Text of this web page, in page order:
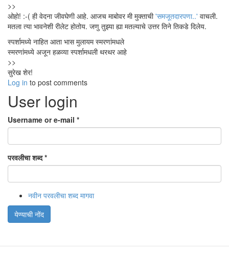
>>
ओहो! :-( ही वेदना जीवघेणी आहे. आजच माबोवर मी मुक्ताची'समजूतदारपणा..' वाचली.
मतला त्या भावनेशी रीलेट होतोय. जणु तुझ्या ह्या मतल्याचे उत्तर तिने तिकडे दिलेय.
स्पर्शामध्ये नाहित आता भास मुलायम स्मरणांमधले
स्मरणांमध्ये अजून हळव्या स्पर्शामधली थरथर आहे
>>
सुरेख शेर!
Log in to post comments
User login
Username or e-mail *
परवलीचा शब्द*
नवीन परवलीचा शब्द मागवा
येण्याची नोंद